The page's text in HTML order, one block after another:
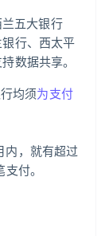
五大银行
银行、西太平
数据共享。
均须为支付
内，就有超过
付。